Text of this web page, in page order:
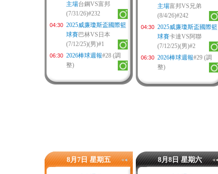
主場台鋼VS富邦
(7/31/26)#232
04:30 2025威廉瓊斯盃國際籃
球賽 巴林VS日本
(7/12/25)(男)#1
06:30 2026棒球週報#28 (調
整)
主場富邦VS兄弟
(8/4/26)#242
04:30 2025威廉瓊斯盃國際籃
球賽卡達VS阿聯
(7/12/25)(男)#2
06:30 2026棒球週報#29 (調
整)
8月7日 星期五 8月8日 星期六